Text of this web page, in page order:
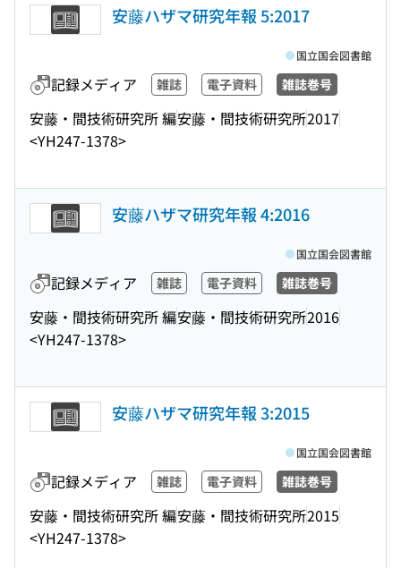
安藤ハザマ研究年報 5:2017
記録メディア 雑誌 電子資料 雑誌巻号
安藤・間技術研究所 編安藤・間技術研究所2017
<YH247-1378>
国立国会図書館
安藤ハザマ研究年報 4:2016
記録メディア 雑誌 電子資料 雑誌巻号
安藤・間技術研究所 編安藤・間技術研究所2016
<YH247-1378>
国立国会図書館
安藤ハザマ研究年報 3:2015
記録メディア 雑誌 電子資料 雑誌巻号
安藤・間技術研究所 編安藤・間技術研究所2015
<YH247-1378>
国立国会図書館